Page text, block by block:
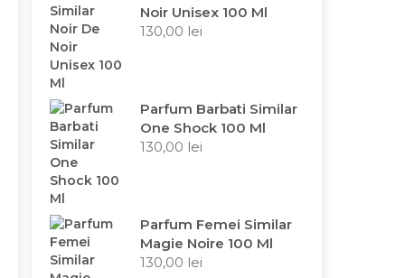
Noir Unisex 100 Ml
130,00 lei
Parfum Barbati Similar
One Shock 100 Ml
130,00 lei
Parfum Femei Similar
Magie Noire 100 Ml
130,00 lei